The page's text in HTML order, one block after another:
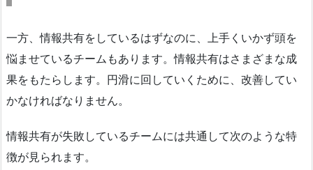
一方、情報共有をしているはずなのに、上手くいかず頭を
悩ませているチームもあります。情報共有はさまざまな成
果をもたらします。円滑に回していくために、改善してい
かなければなりません。
情報共有が失敗しているチームには共通して次のような特
徴が見られます。